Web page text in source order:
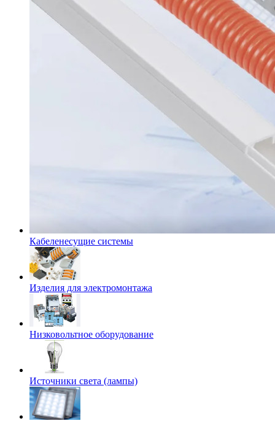
Кабеленесущие системы
Изделия для электромонтажа
Низковольтное оборудование
Источники света (лампы)